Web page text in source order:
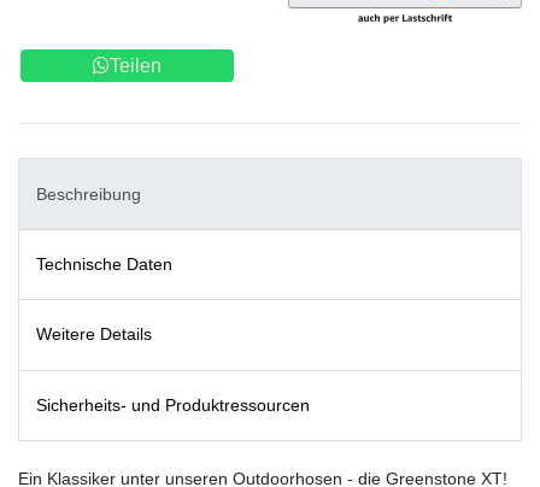
Teilen
Beschreibung
Technische Daten
Weitere Details
Sicherheits- und Produktressourcen
Ein Klassiker unter unseren Outdoorhosen - die Greenstone XT!